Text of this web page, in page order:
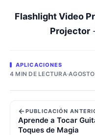
Flashlight Video
Projector
APLICACIONES
4 MIN DE LECTURA·
←PUBLICACIÓN
Aprende a Tocar
Toques de Magia